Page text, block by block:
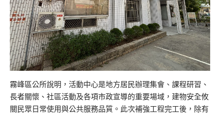
霧峰區公所說明，活動中心是地方居民辦理集會、課程研習、
長者關懷、社區活動及各項市政宣導的重要場域，建物安全攸
關民眾日常使用與公共服務品質。此次補強工程完工後，除有